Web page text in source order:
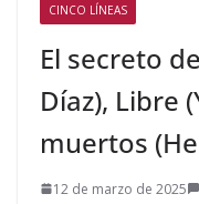
CINCO LÍNEAS
El secreto
Díaz), Libre
muertos
12 de marzo de 2025